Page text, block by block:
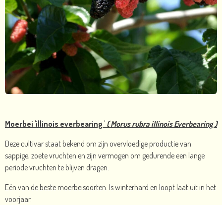
Moerbei 'illinois everbearing ' ( Morus rubra illinois Everbearing )
Deze cultivar staat bekend om zijn overvloedige productie van
sappige, zoete vruchten en zijn vermogen om gedurende een lange
periode vruchten te blijven dragen.
Eén van de beste moerbeisoorten. Is winterhard en loopt laat uit in het
voorjaar.